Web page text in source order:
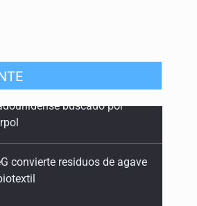
convierte residuos de agave